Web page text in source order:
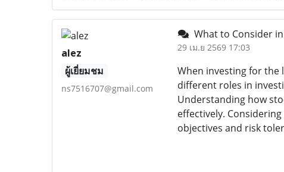
alez
ผู้เยี่ยมชม
ns7516707@gmail.com
What to Consider
29 เม.ย 2569 17:03
When investing for
different roles in
Understanding how
effectively.
objectives and risk